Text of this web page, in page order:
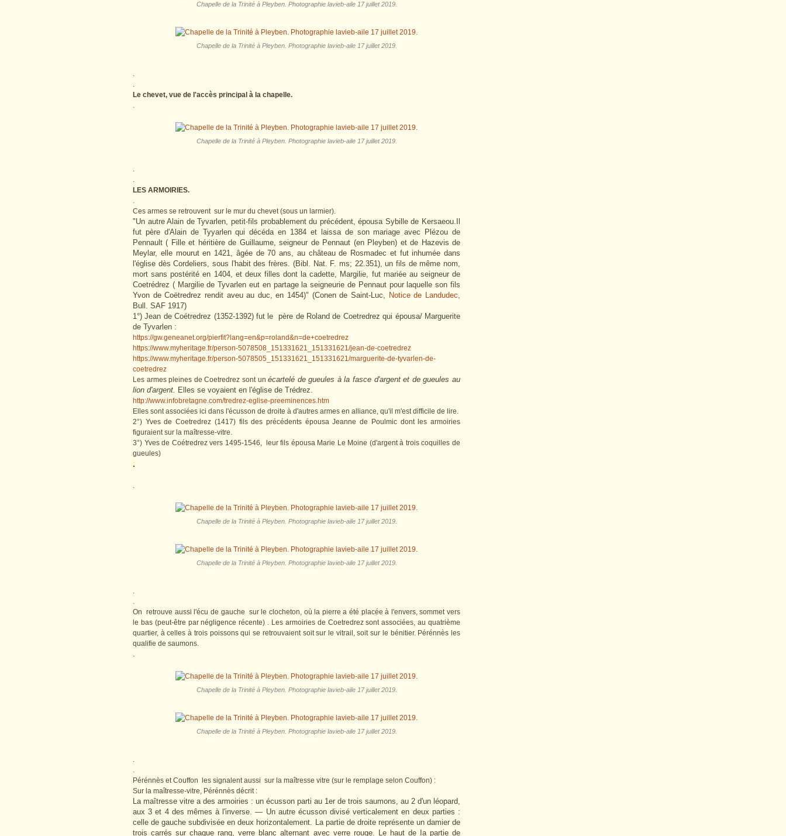
Chapelle de la Trinité à Pleyben. Photographie lavieb-aile 17 juillet 2019.
Chapelle de la Trinité à Pleyben. Photographie lavieb-aile 17 juillet 2019.
.
.
Le chevet, vue de l'accès principal à la chapelle.
.
Chapelle de la Trinité à Pleyben. Photographie lavieb-aile 17 juillet 2019.
.
.
LES ARMOIRIES.
.
Ces armes se retrouvent sur le mur du chevet (sous un larmier).
"Un autre Alain de Tyvarlen, petit-fils probablement du précédent, épousa Sybille de Kersaeou.Il
fut père d'Alain de Tyyarlen qui décéda en 1384 et laissa de son mariage avec Plézou de
Pennault ( Fille et héritière de Guillaume, seigneur de Pennaut (en Pleyben) et de Hazevis de
Meylar, elle mourut en 1421, âgée de 70 ans, au château de Rosmadec et fut inhumée dans
l'église dès Cordeliers, sous l'habit des frères. (Bibl. Nat. F. ms; 22.351), un fils de même nom,
mort sans postérité en 1404, et deux filles dont la cadette, Margilie, fut mariée au seigneur de
Coetrédrez ( Margilie de Tyvarlen eut en partage la seigneurie de Pennaut pour laquelle son fils
Yvon de Coëtredrez rendit aveu au duc, en 1454)" (Conen de Saint-Luc, Notice de Landudec,
Bull. SAF 1917)
1°) Jean de Coétredrez (1352-1392) fut le père de Roland de Coetredrez qui épousa/ Marguerite
de Tyvarlen :
https://gw.geneanet.org/pierfit?lang=en&p=roland&n=de+coetredrez
https://www.myheritage.fr/person-5078508_151331621_151331621/jean-de-coetredrez
https://www.myheritage.fr/person-5078505_151331621_151331621/marguerite-de-tyvarlen-de-
coetredrez
Les armes pleines de Coetredrez sont unécartelé de gueules à la fasce d'argent et de gueules au
lion d'argent. Elles se voyaient en l'église de Trédrez.
http://www.infobretagne.com/tredrez-eglise-preeminences.htm
Elles sont associées ici dans l'écusson de droite à d'autres armes en alliance, qu'il m'est difficile de lire.
2°) Yves de Coetredrez (1417) fils des précédents épousa Jeanne de Poulmic dont les armoiries
figuraient sur la maîtresse-vitre.
3°) Yves de Coétredrez vers 1495-1546, leur fils épousa Marie Le Moine (d'argent à trois coquilles de
gueules)
.
.
Chapelle de la Trinité à Pleyben. Photographie lavieb-aile 17 juillet 2019.
Chapelle de la Trinité à Pleyben. Photographie lavieb-aile 17 juillet 2019.
.
.
On retrouve aussi l'écu de gauche sur le clocheton, où la pierre a été placée à l'envers, sommet vers
le bas (peut-être par négligence récente) . Les armoiries de Coetredrez sont associées, au quatrième
quartier, à celles à trois poissons qui se retrouvaient soit sur le vitrail, soit sur le bénitier. Pérénnès les
qualifie de saumons.
.
Chapelle de la Trinité à Pleyben. Photographie lavieb-aile 17 juillet 2019.
Chapelle de la Trinité à Pleyben. Photographie lavieb-aile 17 juillet 2019.
.
.
Pérénnès et Couffon les signalent aussi sur la maîtresse vitre (sur le remplage selon Couffon) :
Sur la maîtresse-vitre, Pérénnès décrit :
La maîtresse vitre a des armoiries : un écusson parti au 1er de trois saumons, au 2 d'un léopard,
aux 3 et 4 des mêmes à l'inverse. — Un autre écusson divisé verticalement en deux parties :
celle de gauche subdivisée en deux horizontalement. La partie de droite représente un damier de
trois carrés sur chaque rang, verre blanc alternant avec verre rouge. Le haut de Ia partie de